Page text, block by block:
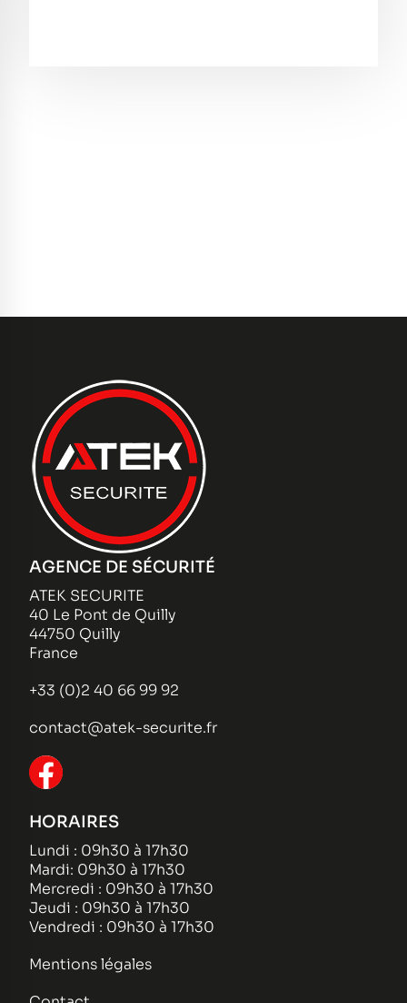
AGENCE DE SÉCURITÉ
ATEK SECURITE
40 Le Pont de Quilly
44750 Quilly
France
+33 (0)2 40 66 99 92
contact@atek-securite.fr
HORAIRES
Lundi : 09h30 à 17h30
Mardi: 09h30 à 17h30
Mercredi : 09h30 à 17h30
Jeudi : 09h30 à 17h30
Vendredi : 09h30 à 17h30
Mentions légales